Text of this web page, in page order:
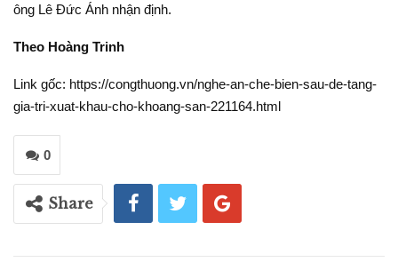
ông Lê Đức Ánh nhận định.
Theo Hoàng Trinh
Link gốc: https://congthuong.vn/nghe-an-che-bien-sau-de-tang-
gia-tri-xuat-khau-cho-khoang-san-221164.html
0
Share